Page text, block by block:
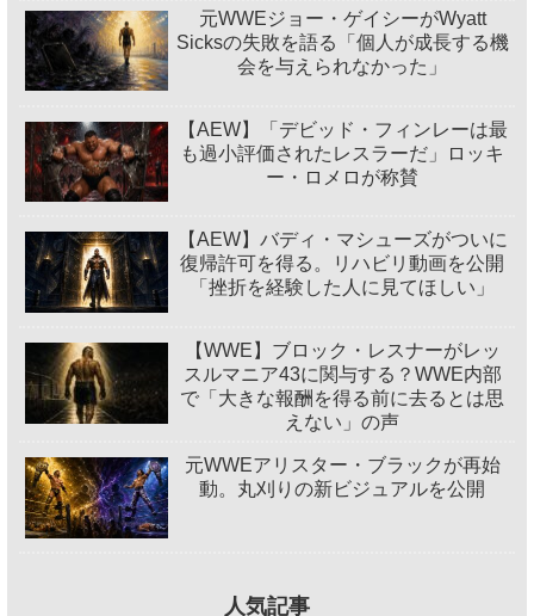
元WWEジョー・ゲイシーがWyatt
Sicksの失敗を語る「個人が成長する機
会を与えられなかった」
【AEW】「デビッド・フィンレーは最
も過小評価されたレスラーだ」ロッキ
ー・ロメロが称賛
【AEW】バディ・マシューズがついに
復帰許可を得る。リハビリ動画を公開
「挫折を経験した人に見てほしい」
【WWE】ブロック・レスナーがレッ
スルマニア43に関与する？WWE内部
で「大きな報酬を得る前に去るとは思
えない」の声
元WWEアリスター・ブラックが再始
動。丸刈りの新ビジュアルを公開
人気記事